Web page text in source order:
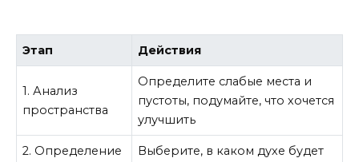
Этап Действия
1. Анализ
пространства
Определите слабые места и
пустоты, подумайте, что хочется
улучшить
2. Определение
Выберите, в каком духе будет